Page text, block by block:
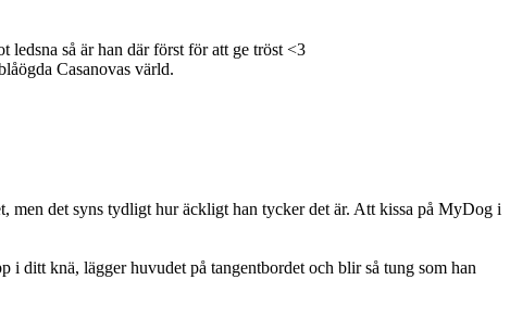
ledsna så är han där först för att ge tröst <3
Casanovas värld.
men det syns tydligt hur äckligt han tycker det är. Att kissa på MyDog i
ditt knä, lägger huvudet på tangentbordet och blir så tung som han